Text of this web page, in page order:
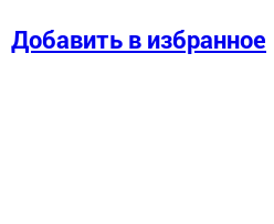
Добавить в избранное